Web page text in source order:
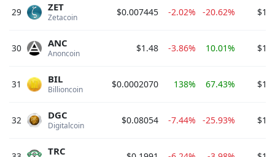
29 Zetacoin
ZET $0.007445 -2.02% -20.62%
30 Anoncoin
ANC $1.48 -3.86% 10.01%
31 Billioncoin
BIL $0.0002070 138% 67.43%
32 Digitalcoin
DGC $0.08054 -7.44% -25.93%
TRC